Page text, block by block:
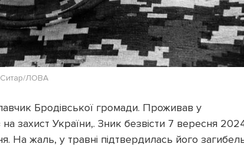
ЛОВА
Бродівської громади. Проживав у
захист України,. Зник безвісти 7 вересня
На жаль, у травні підтвердилась його